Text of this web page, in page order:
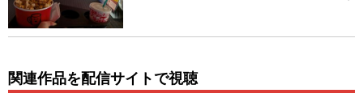
関連作品を配信サイトで視聴